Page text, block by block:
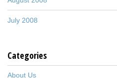
July 2008
Categories
About Us